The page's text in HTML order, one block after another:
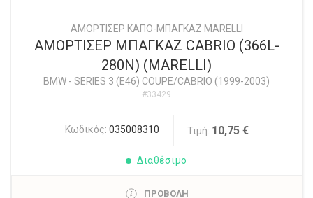
ΑΜΟΡΤΙΣΕΡ ΚΑΠΟ-ΜΠΑΓΚΑΖ MARELLI
ΑΜΟΡΤΙΣΕΡ ΜΠΑΓΚΑΖ CABRIO (366L-
280N) (MARELLI)
BMW - SERIES 3 (E46) COUPE/CABRIO (1999-2003)
#33429
Κωδικός: 035008310 Τιμή: 10,75 €
Διαθέσιμο
ΠΡΟΒΟΛΗ